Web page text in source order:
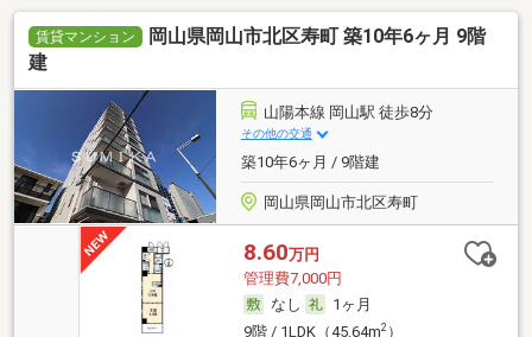
賃貸マンション
岡山県岡山市北区寿町 築10年6ヶ月 9階
建
山陽本線 岡山駅 徒歩8分
その他の交通
築10年6ヶ月 / 9階建
岡山県岡山市北区寿町
8.60万円
管理費7,000円
なし
1ヶ月
9階 / 1LDK（45.64m2）